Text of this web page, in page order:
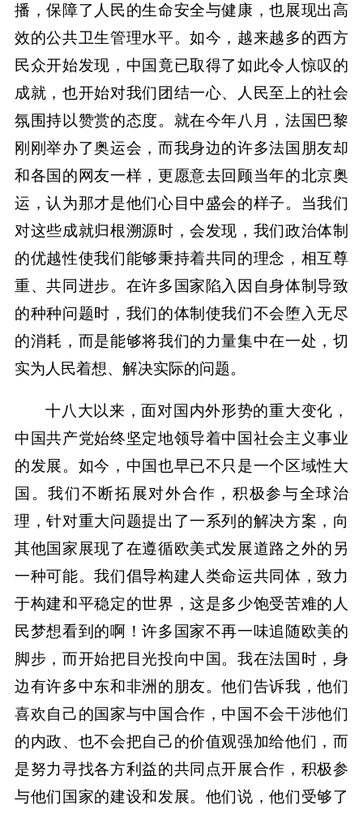
播，保障了人民的生命安全与健康，也展现出高
效的公共卫生管理水平。如今，越来越多的西方
民众开始发现，中国竟已取得了如此令人惊叹的
成就，也开始对我们团结一心、人民至上的社会
氛围持以赞赏的态度。就在今年八月，法国巴黎
刚刚举办了奥运会，而我身边的许多法国朋友却
和各国的网友一样，更愿意去回顾当年的北京奥
运，认为那才是他们心目中盛会的样子。当我们
对这些成就归根溯源时，会发现，我们政治体制
的优越性使我们能够秉持着共同的理念，相互尊
重、共同进步。在许多国家陷入因自身体制导致
的种种问题时，我们的体制使我们不会堕入无尽
的消耗，而是能够将我们的力量集中在一处，切
实为人民着想、解决实际的问题。
十八大以来，面对国内外形势的重大变化，
中国共产党始终坚定地领导着中国社会主义事业
的发展。如今，中国也早已不只是一个区域性大
国。我们不断拓展对外合作，积极参与全球治
理，针对重大问题提出了一系列的解决方案，向
其他国家展现了在遵循欧美式发展道路之外的另
一种可能。我们倡导构建人类命运共同体，致力
于构建和平稳定的世界，这是多少饱受苦难的人
民梦想看到的啊！许多国家不再一味追随欧美的
脚步，而开始把目光投向中国。我在法国时，身
边有许多中东和非洲的朋友。他们告诉我，他们
喜欢自己的国家与中国合作，中国不会干涉他们
的内政、也不会把自己的价值观强加给他们，而
是努力寻找各方利益的共同点开展合作，积极参
与他们国家的建设和发展。他们说，他们受够了